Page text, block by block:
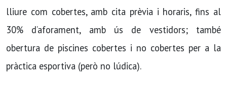
lliure com cobertes, amb cita prèvia i horaris, fins al
30% d’aforament, amb ús de vestidors; també
obertura de piscines cobertes i no cobertes per a la
pràctica esportiva (però no lúdica).